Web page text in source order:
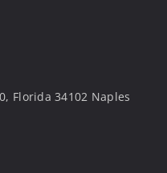
Florida 34102 Naples